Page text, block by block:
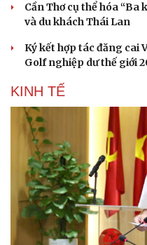
Cần Thơ cụ thể hóa “Ba
và du khách Thái Lan
Ký kết hợp tác đăng cai
Golf nghiệp dư thế giới
KINH TẾ